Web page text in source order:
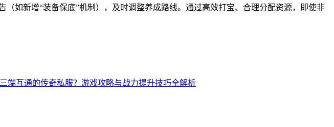
如新增“装备保底”机制），及时调整养成路线。通过高效打宝、合理分配资源，即使非
端互通的传奇私服？游戏攻略与战力提升技巧全解析